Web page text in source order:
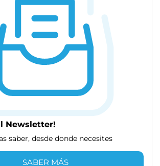
Newsletter!
saber, desde donde necesites
SABER MÁS